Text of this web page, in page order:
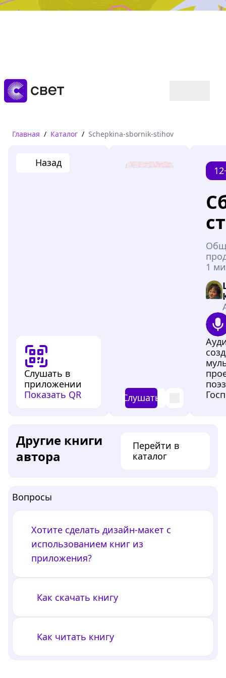
Дружба, любовь, взросление
Читать
Главная / Каталог / Schepkina-sbornik-stihov
Назад
Слушать в
приложении
Показать QR
Слушать
1
Другие книги
автора
Перейти в
каталог
Вопросы
Хотите сделать дизайн-макет с
использованием книг из
приложения?
Как скачать книгу
Как читать книгу